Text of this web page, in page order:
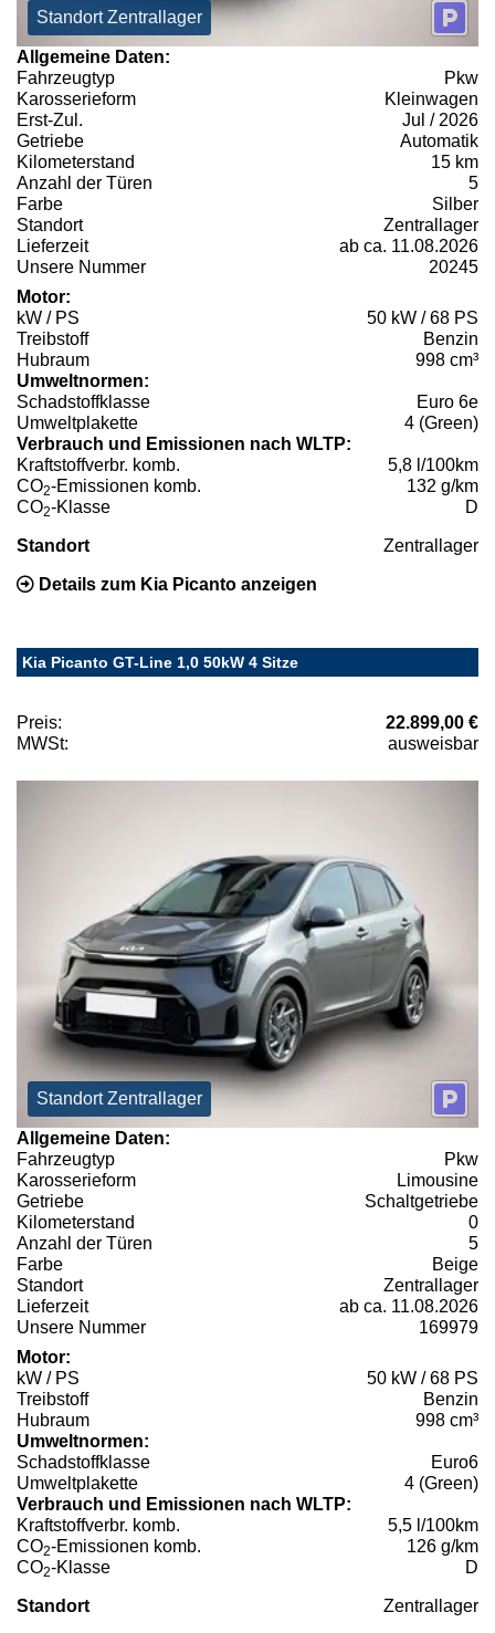
Standort Zentrallager
Allgemeine Daten:
Fahrzeugtyp
Pkw
Karosserieform
Kleinwagen
Erst-Zul.
Jul / 2026
Getriebe
Automatik
Kilometerstand
15 km
Anzahl der Türen
5
Farbe
Silber
Standort
Zentrallager
Lieferzeit
ab ca. 11.08.2026
Unsere Nummer
20245
Motor:
kW / PS
50 kW / 68 PS
Treibstoff
Benzin
Hubraum
998 cm³
Umweltnormen:
Schadstoffklasse
Euro 6e
Umweltplakette
4 (Green)
Verbrauch und Emissionen nach WLTP:
Kraftstoffverbr. komb.
5,8 l/100km
CO2-Emissionen komb.
132 g/km
CO2-Klasse D
Standort Zentrallager
Details zum Kia Picanto anzeigen
Kia Picanto GT-Line 1,0 50kW 4 Sitze
Preis:
22.899,00 €
MWSt:
ausweisbar
Standort Zentrallager
Allgemeine Daten:
Fahrzeugtyp
Pkw
Karosserieform
Limousine
Getriebe
Schaltgetriebe
Kilometerstand
0
Anzahl der Türen
5
Farbe
Beige
Standort
Zentrallager
Lieferzeit
ab ca. 11.08.2026
Unsere Nummer
169979
Motor:
kW / PS
50 kW / 68 PS
Treibstoff
Benzin
Hubraum
998 cm³
Umweltnormen:
Schadstoffklasse
Euro6
Umweltplakette
4 (Green)
Verbrauch und Emissionen nach WLTP:
Kraftstoffverbr. komb.
5,5 l/100km
CO2-Emissionen komb.
126 g/km
CO2-Klasse D
Standort Zentrallager